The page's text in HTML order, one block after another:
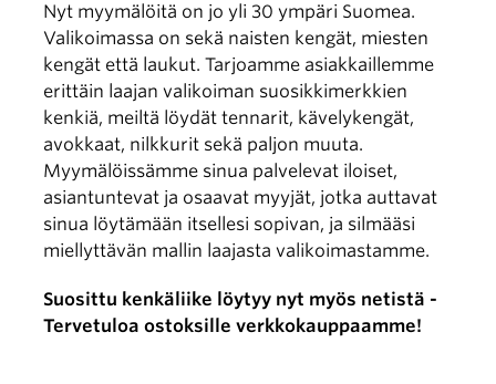
Nyt myymälöitä on jo yli 30 ympäri Suomea.
Valikoimassa on sekä naisten kengät, miesten
kengät että laukut. Tarjoamme asiakkaillemme
erittäin laajan valikoiman suosikkimerkkien
kenkiä, meiltä löydät tennarit, kävelykengät,
avokkaat, nilkkurit sekä paljon muuta.
Myymälöissämme sinua palvelevat iloiset,
asiantuntevat ja osaavat myyjät, jotka auttavat
sinua löytämään itsellesi sopivan, ja silmääsi
miellyttävän mallin laajasta valikoimastamme.
Suosittu kenkäliike löytyy nyt myös netistä -
Tervetuloa ostoksille verkkokauppaamme!